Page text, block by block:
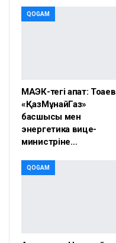
QOGAM
МАЭК-тегі апат: Тоқаев
«ҚазМұнайГаз»
басшысы мен
энергетика вице-
министріне…
QOGAM